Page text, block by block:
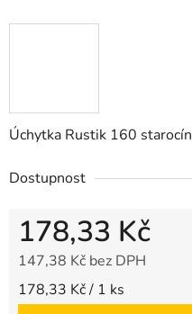
Úchytka Rustik 160 starocín
Dostupnost
178,33 Kč
147,38 Kč bez DPH
Měrná cena:
178,33 Kč / 1 ks